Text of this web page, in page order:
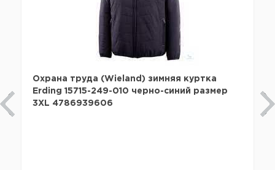
Охрана труда (Wieland) зимняя куртка
Erding 15715-249-010 черно-синий размер
3XL 4786939606